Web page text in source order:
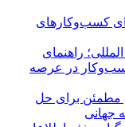
کسب‌وکارهای
راهنمای
در عرصه
مطمئن برای حل
جهانی